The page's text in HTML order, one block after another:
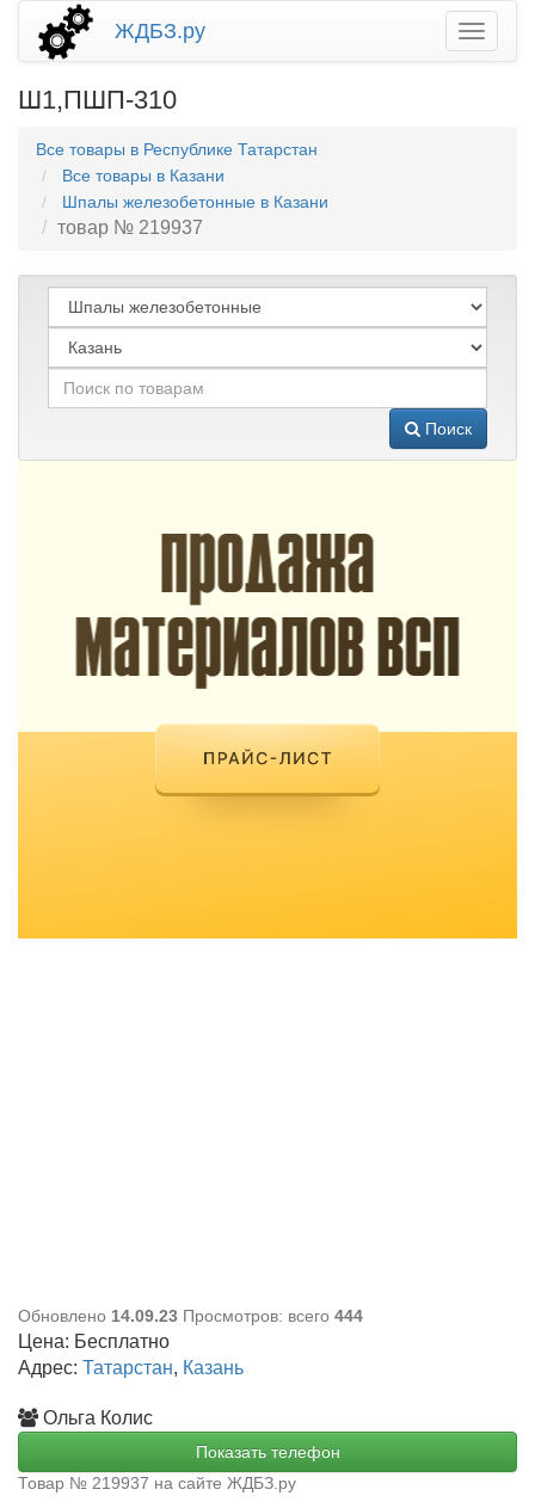
ЖДБЗ.ру
Ш1,ПШП-310
Все товары в Республике Татарстан
Все товары в Казани
Шпалы железобетонные в Казани
товар № 219937
Поиск
Обновлено 14.09.23 Просмотров: всего 444
Цена: Бесплатно
Адрес: Татарстан, Казань
Ольга Колис
Показать телефон
Товар № 219937 на сайте ЖДБЗ.ру